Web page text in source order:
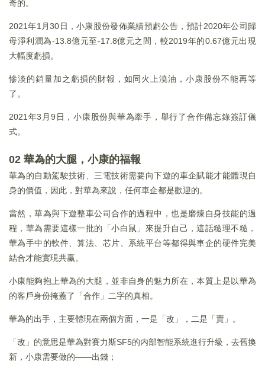
奇的。
2021年1月30日，小康股份發佈業績預虧公告，預計2020年公司歸
母淨利潤為-13.8億元至-17.8億元之間，較2019年的0.67億元出現
大幅度虧損。
慘淡的銷量加之虧損的財報，如同火上澆油，小康股份不能再等
了。
2021年3月9日，小康股份與華為牽手，舉行了合作備忘錄簽訂儀
式。
02 華為的大腿，小康的福報
華為的自動駕駛技術、三電技術需要向下遊的車企賦能才能體現自
身的價值，因此，對華為來說，任何車企都是歡迎的。
當然，華為與下遊整車公司合作的過程中，也是磨煉自身技能的過
程，華為需要這樣一批的「小白鼠」來提升自己，這話糙理不糙，
華為手中的軟件、算法、芯片、系統平台等都得與車企的硬件完美
結合才能實現共赢。
小康能夠抱上華為的大腿，並非自身的魅力所在，本質上是以華為
的客戶身份掩蓋了「合作」二字的真相。
華為的出手，主要體現在兩個方面，一是「改」，二是「賣」。
「改」的意思是華為對賽力斯SF5的内部智能系統進行升級，去舊換
新，小康需要做的——出錢；